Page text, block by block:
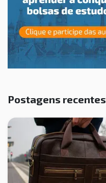
Postagens recentes